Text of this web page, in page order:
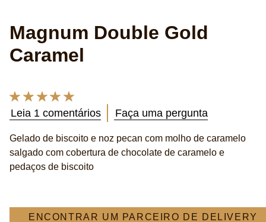
Magnum Double Gold
Caramel
A
classificação
média
Magnum
Double
Gold
Leia 1 comentários Faça uma pergunta
Gelado de biscoito e noz pecan com molho de caramelo
salgado com cobertura de chocolate de caramelo e
pedaços de biscoito
ENCONTRAR UM PARCEIRO DE DELIVERY